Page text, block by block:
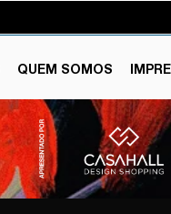
QUEM SOMOS